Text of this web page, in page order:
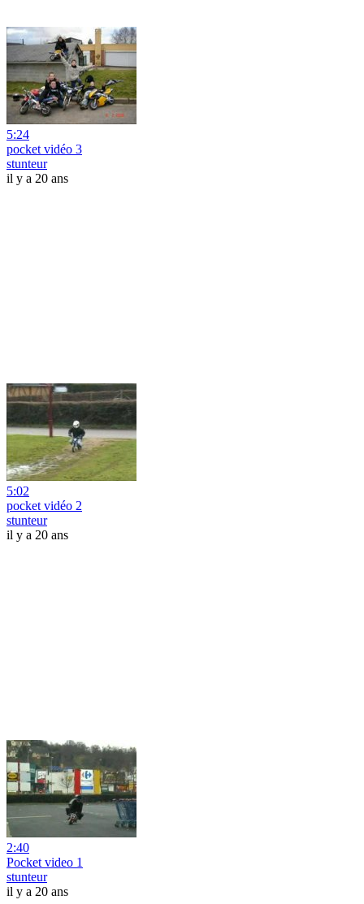
5:24
pocket vidéo 3
stunteur
il y a 20 ans
5:02
pocket vidéo 2
stunteur
il y a 20 ans
2:40
Pocket video 1
stunteur
il y a 20 ans